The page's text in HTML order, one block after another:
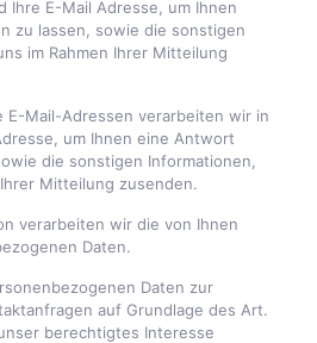
Ihre E-Mail Adresse, um Ihnen
zu lassen, sowie die sonstigen
im Rahmen Ihrer Mitteilung
E-Mail-Adressen verarbeiten wir in
um Ihnen eine Antwort
die sonstigen Informationen,
Mitteilung zusenden.
verarbeiten wir die von Ihnen
Daten.
Daten zur
auf Grundlage des Art.
berechtigtes Interesse